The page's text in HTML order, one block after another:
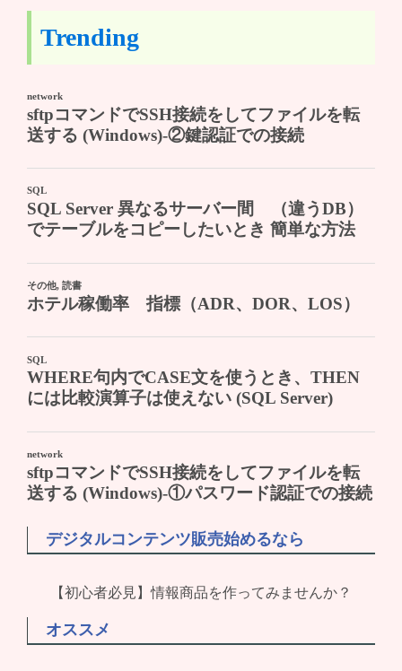
Trending
デジタルコンテンツ販売始めるなら
【初心者必見】情報商品を作ってみませんか？
オススメ